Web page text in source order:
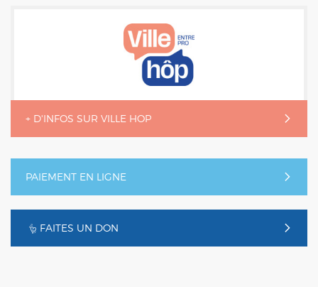
+ D'INFOS SUR VILLE HOP
PAIEMENT EN LIGNE
FAITES UN DON